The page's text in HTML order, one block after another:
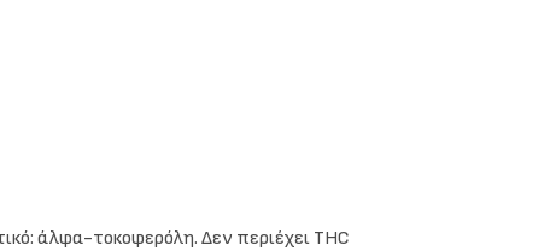
άλφα-τοκοφερόλη. Δεν περιέχει THC